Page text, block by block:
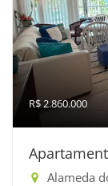
R$ 2.860.000
Alameda do